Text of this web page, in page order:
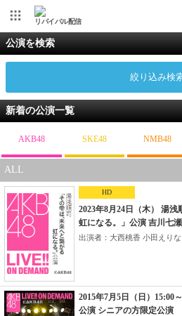
リバイバル配信
公演を検索
絞り込み検
新着の公演一覧
AKB48 SKE48 NMB48
ALL
HD
2023年8月24日（木） 湯
虹になる。」公演 吉川七
出演者：大西桃香 小田えりな
2015年7月5日（日）15:00
公演 シニアの方限定公演